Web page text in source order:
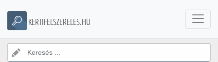
KERTIFELSZERELES.HU